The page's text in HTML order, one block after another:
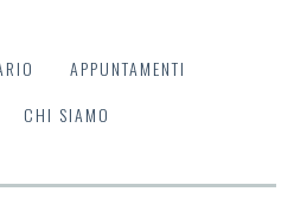
APPUNTAMENTI
CHI SIAMO